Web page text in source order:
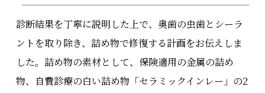
診断結果を丁寧に説明した上で、奥歯の虫歯とシーラ
ントを取り除き、詰め物で修復する計画をお伝えしま
した。詰め物の素材として、保険適用の金属の詰め
物、自費診療の白い詰め物「セラミックインレー」の2